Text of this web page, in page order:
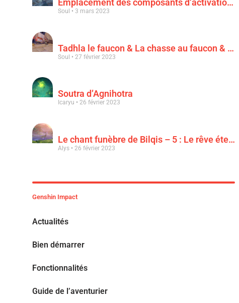
Emplacement des composants d’activation & « Au clair de la lune rouge sang »
Soul 3 mars 2023
Tadhla le faucon & La chasse au faucon & Le faucon déchu
Soul 27 février 2023
Soutra d’Agnihotra
Icaryu 26 février 2023
Le chant funèbre de Bilqis – 5 : Le rêve éternel d’une luxuriance épanouie
Alys 26 février 2023
Genshin Impact
Actualités
Bien démarrer
Fonctionnalités
Guide de l’aventurier